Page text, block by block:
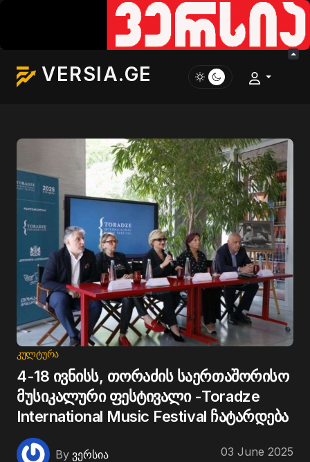
VERSIA.GE
ᲙᲣᲚᲢᲣᲠᲐ
4-18 ივნისს, თორაძის საერთაშორისო
მუსიკალური ფესტივალი -Toradze
International Music Festival ჩატარდება
By ვერსია 03 June 2025